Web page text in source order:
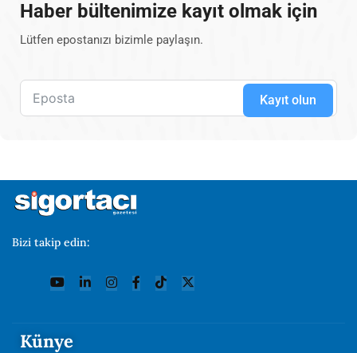
Haber bültenimize kayıt olmak için
Lütfen epostanızı bizimle paylaşın.
Kayıt olun
Bizi takip edin:
Künye